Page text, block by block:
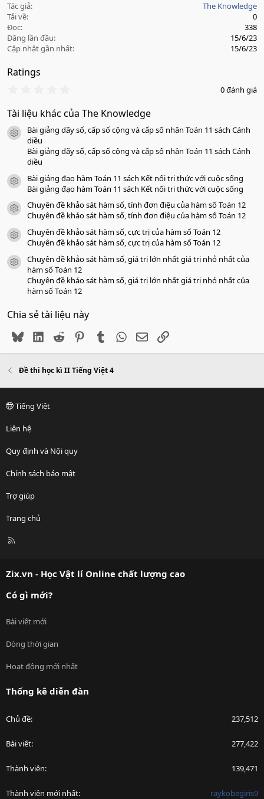
Tác giả
The Knowledge
Tải về
0
Đọc
338
Đăng lần đầu
15/6/23
Cập nhật gần nhất
15/6/23
Ratings
0
0
a
0 đánh giá
Tài liệu khác của The Knowledge
icon tài liệu
Bài giảng dãy số, cấp số cộng và cấp số nhân Toán 11 sách Cánh
diều
Bài giảng dãy số, cấp số cộng và cấp số nhân Toán 11 sách Cánh
diều
icon tài liệu
Bài giảng đạo hàm Toán 11 sách Kết nối tri thức với cuộc sống
Bài giảng đạo hàm Toán 11 sách Kết nối tri thức với cuộc sống
icon tài liệu
Chuyên đề khảo sát hàm số, tính đơn điệu của hàm số Toán 12
Chuyên đề khảo sát hàm số, tính đơn điệu của hàm số Toán 12
icon tài liệu
Chuyên đề khảo sát hàm số, cực trị của hàm số Toán 12
Chuyên đề khảo sát hàm số, cực trị của hàm số Toán 12
icon tài liệu
Chuyên đề khảo sát hàm số, giá trị lớn nhất giá trị nhỏ nhất của
hàm số Toán 12
Chuyên đề khảo sát hàm số, giá trị lớn nhất giá trị nhỏ nhất của
hàm số Toán 12
Chia sẻ tài liệu này
BlueskyLinkedIn
Reddit PinterestTumblr WhatsApp
EmailLink
Đề thi học kì II Tiếng Việt 4
Tiếng Việt
Liên hệ
Quy định và Nội quy
Chính sách bảo mật
Trợ giúp
Trang chủ
R
Zix.vn - Học Vật lí Online chất lượng cao
Có gì mới?
Bài viết mới
Dòng thời gian
Hoạt động mới nhất
Thống kê diễn đàn
Chủ đề 237,512
Bài viết 277,422
Thành viên 139,471
Thành viên mới nhất raykobegiris9